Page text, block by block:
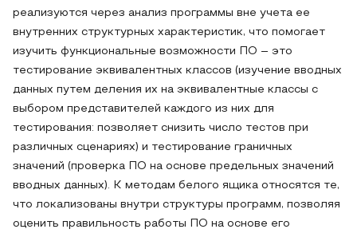
реализуются через анализ программы вне учета ее
внутренних структурных характеристик, что помогает
изучить функциональные возможности ПО – это
тестирование эквивалентных классов (изучение вводных
данных путем деления их на эквивалентные классы с
выбором представителей каждого из них для
тестирования: позволяет снизить число тестов при
различных сценариях) и тестирование граничных
значений (проверка ПО на основе предельных значений
вводных данных). К методам белого ящика относятся те,
что локализованы внутри структуры программ, позволяя
оценить правильность работы ПО на основе его